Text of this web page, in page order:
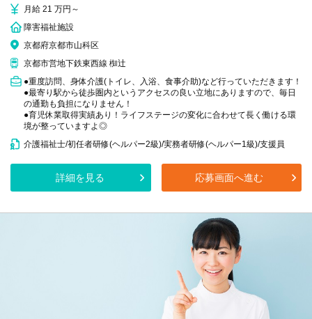
月給 21 万円～
障害福祉施設
京都府京都市山科区
京都市営地下鉄東西線 椥辻
●重度訪問、身体介護(トイレ、入浴、食事介助)など行っていただきます！
●最寄り駅から徒歩圏内というアクセスの良い立地にありますので、毎日
の通勤も負担になりません！
●育児休業取得実績あり！ライフステージの変化に合わせて長く働ける環
境が整っていますよ◎
介護福祉士/初任者研修(ヘルパー2級)/実務者研修(ヘルパー1級)/支援員
詳細を見る 応募画面へ進む